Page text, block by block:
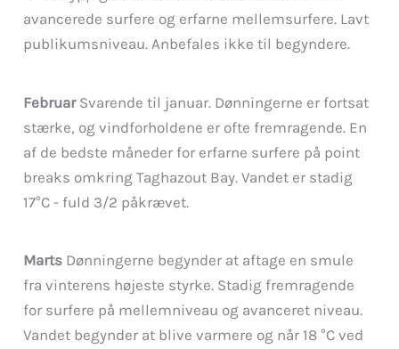
avancerede surfere og erfarne mellemsurfere. Lavt
publikumsniveau. Anbefales ikke til begyndere.
FebruarSvarende til januar. Dønningerne er fortsat
stærke, og vindforholdene er ofte fremragende. En
af de bedste måneder for erfarne surfere på point
breaks omkring Taghazout Bay. Vandet er stadig
17°C - fuld 3/2 påkrævet.
Marts Dønningerne begynder at aftage en smule
fra vinterens højeste styrke. Stadig fremragende
for surfere på mellemniveau og avanceret niveau.
Vandet begynder at blive varmere og når 18 °C ved